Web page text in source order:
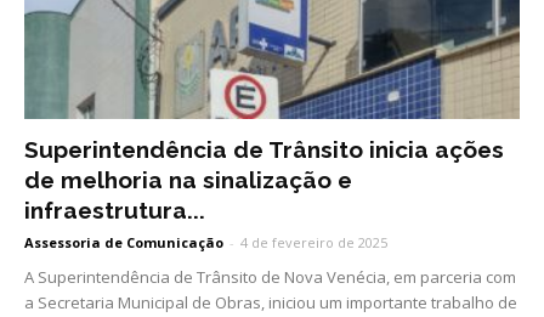
Superintendência de Trânsito inicia ações
de melhoria na sinalização e
infraestrutura...
Assessoria de Comunicação - 4 de fevereiro de 2025
A Superintendência de Trânsito de Nova Venécia, em parceria com
a Secretaria Municipal de Obras, iniciou um importante trabalho de